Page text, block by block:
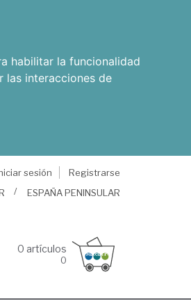
habilitar la funcionalidad
las interacciones de
sesión
Registrarse
ESPAÑA PENINSULAR
0 artículos
0